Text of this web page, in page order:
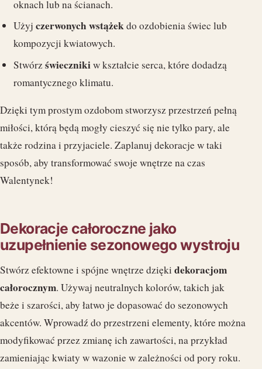
oknach lub na ścianach.
Użyjczerwonych wstążekdo ozdobienia świec lub
kompozycji kwiatowych.
Stwórzświecznikiw kształcie serca, które dodadzą
romantycznego klimatu.
Dzięki tym prostym ozdobom stworzysz przestrzeń pełną
miłości, którą będą mogły cieszyć się nie tylko pary, ale
także rodzina i przyjaciele. Zaplanuj dekoracje w taki
sposób, aby transformować swoje wnętrze na czas
Walentynek!
Dekoracje całoroczne jako
uzupełnienie sezonowego wystroju
Stwórz efektowne i spójne wnętrze dzięki dekoracjom
całorocznym. Używaj neutralnych kolorów, takich jak
beże i szarości, aby łatwo je dopasować do sezonowych
akcentów. Wprowadź do przestrzeni elementy, które można
modyfikować przez zmianę ich zawartości, na przykład
zamieniając kwiaty w wazonie w zależności od pory roku.